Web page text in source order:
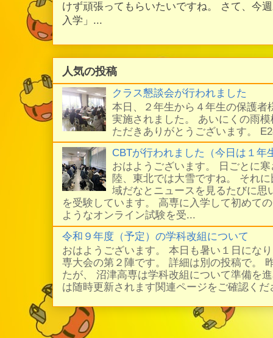
けず頑張ってもらいたいですね。 さて、今
入学」...
人気の投稿
クラス懇談会が行われました
本日、２年生から４年生の保護者
実施されました。 あいにくの雨
ただきありがとうございます。
CBTが行われました（今日は１年
おはようございます。 日ごとに
陸、東北では大雪ですね。 それ
域だなとニュースを見るたびに思
を受験しています。 高専に入学して初めて
ようなオンライン試験を受...
令和９年度（予定）の学科改組について
おはようございます。 本日も暑い１日にな
専大会の第２陣です。 詳細は別の投稿で。
たが、 沼津高専は学科改組について準備を
は随時更新されます関連ページをご確認く